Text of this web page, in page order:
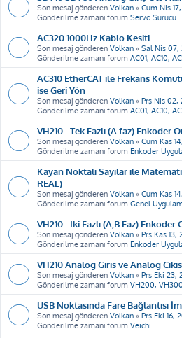
Son mesaj gönderen Volkan « Cum Nis
Gönderilme zamanı forum Servo Sürücü
AC320 1000Hz Kablo Kesiti
Son mesaj gönderen Volkan « Sal Nis 07,
Gönderilme zamanı forum AC01, AC10,
AC310 EtherCAT ile Frekans
ise Geri Yön
Son mesaj gönderen Volkan « Prş Nis 02,
Gönderilme zamanı forum AC01, AC10,
VH210 - Tek Fazlı (A faz) Enkoder
Son mesaj gönderen Volkan « Cum Kas
Gönderilme zamanı forum Enkoder
Kayan Noktalı Sayılar ile
REAL)
Son mesaj gönderen Volkan « Cum Kas
Gönderilme zamanı forum Genel
VH210 - İki Fazlı (A,B Faz) Enkoder
Son mesaj gönderen Volkan « Prş Kas 13,
Gönderilme zamanı forum Enkoder
VH210 Analog Giriş ve Analog Çıkış
Son mesaj gönderen Volkan « Prş Eki 23,
Gönderilme zamanı forum VH200,
USB Noktasında Fare Bağlantısı
Son mesaj gönderen Volkan « Prş Eki 16,
Gönderilme zamanı forum Veichi